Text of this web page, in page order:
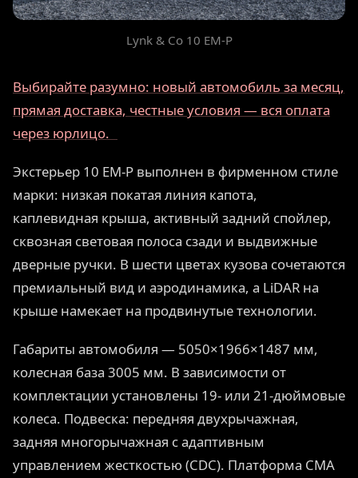
Lynk & Co 10 EM-P
Выбирайте разумно: новый автомобиль за месяц,
прямая доставка, честные условия — вся оплата
через юрлицо.
Экстерьер 10 EM-P выполнен в фирменном стиле
марки: низкая покатая линия капота,
каплевидная крыша, активный задний спойлер,
сквозная световая полоса сзади и выдвижные
дверные ручки. В шести цветах кузова сочетаются
премиальный вид и аэродинамика, а LiDAR на
крыше намекает на продвинутые технологии.
Габариты автомобиля — 5050×1966×1487 мм,
колесная база 3005 мм. В зависимости от
комплектации установлены 19- или 21-дюймовые
колеса. Подвеска: передняя двухрычажная,
задняя многорычажная с адаптивным
управлением жесткостью (CDC). Платформа CMA